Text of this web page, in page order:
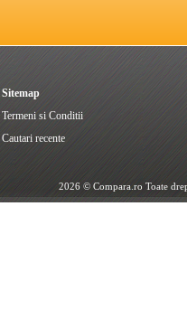
Sitemap
Termeni si Conditii
Cautari recente
2026 © Compara.ro Toate